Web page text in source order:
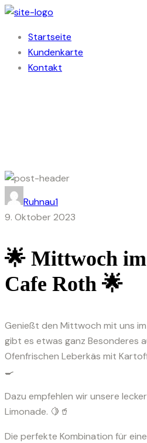
Startseite
Kundenkarte
Kontakt
Ruhnau1
9. Oktober 2023
🌟 Mittwoch
Cafe Roth 🌟
Genießt den Mittwoch mit uns
gibt es etwas ganz Besonderes
Ofenfrischen Leberkäs mit
🍳
Dazu empfehlen wir unsere
Limonade. 🍋🥤
Die perfekte Kombination für